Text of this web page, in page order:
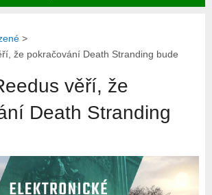
>
že pokračování Death Stranding bude
věří, že
Death Stranding